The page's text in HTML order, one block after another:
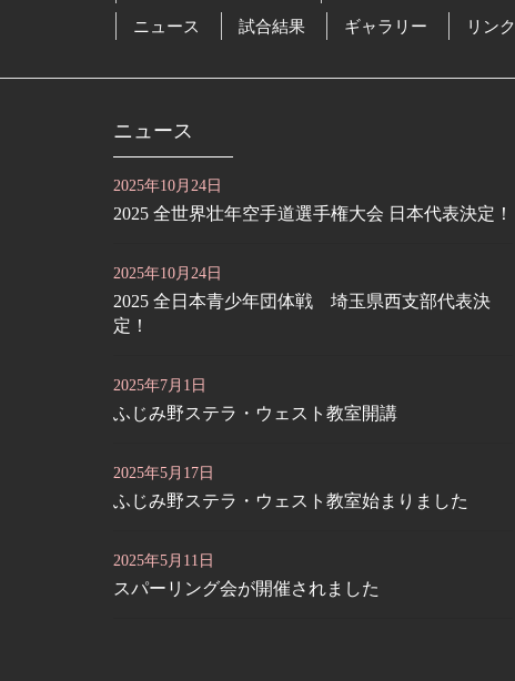
ニュース
試合結果 ギャラリー リンク
ニュース
2025年10月24日
2025 全世界壮年空手道選手権大会 日本代表決定！
2025年10月24日
2025 全日本青少年団体戦 埼玉県西支部代表決
定！
2025年7月1日
ふじみ野ステラ・ウェスト教室開講
2025年5月17日
ふじみ野ステラ・ウェスト教室始まりました
2025年5月11日
スパーリング会が開催されました